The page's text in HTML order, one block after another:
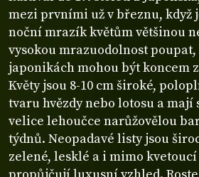
mezi prvními už v březnu, když
noční mrazík květům většinou
vysokou mrazuodolnost
japonikách mohou být koncem
Květy jsou 8-10 cm široké,
tvaru hvězdy nebo lotosu a mají
velice lehoučce narůžovělou
týdnů. Neopadavé listy jsou
zelené, lesklé a i mimo